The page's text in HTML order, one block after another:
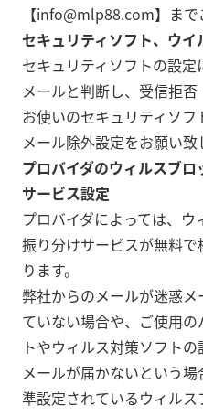
【info@mlp88.com】まで
セキュリティソフト、ウ
セキュリティソフトの設
メールと判断し、受信拒否
お使いのセキュリティソ
メール除外設定をお願い致
プロバイダのウィルスブ
サービス設定
プロバイダによっては、
振り分けサービスが無料
ります。
弊社からのメールが迷惑
ていない場合や、ご使用
トやウィルス対策ソフト
メールが届かないという
準設定されているウィル